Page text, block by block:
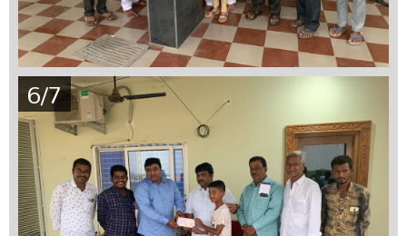
6/7